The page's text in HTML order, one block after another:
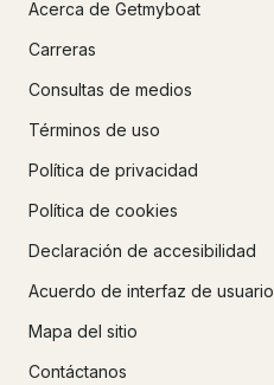
Acerca de Getmyboat
Carreras
Consultas de medios
Términos de uso
Política de privacidad
Política de cookies
Declaración de accesibilidad
Acuerdo de interfaz de usuario
Mapa del sitio
Contáctanos